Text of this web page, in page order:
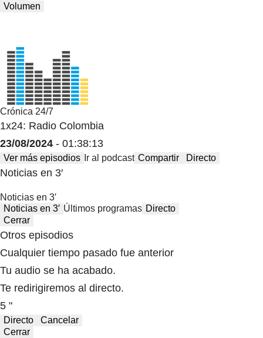
Volumen
Crónica 24/7
1x24: Radio Colombia
23/08/2024 - 01:38:13
Ver más episodios Ir al podcast Compartir Directo
Noticias en 3′
Noticias en 3′
Noticias en 3′ Últimos programas Directo
Cerrar
Otros episodios
Cualquier tiempo pasado fue anterior
Tu audio se ha acabado.
Te redirigiremos al directo.
5 "
Directo
Cancelar
Cerrar